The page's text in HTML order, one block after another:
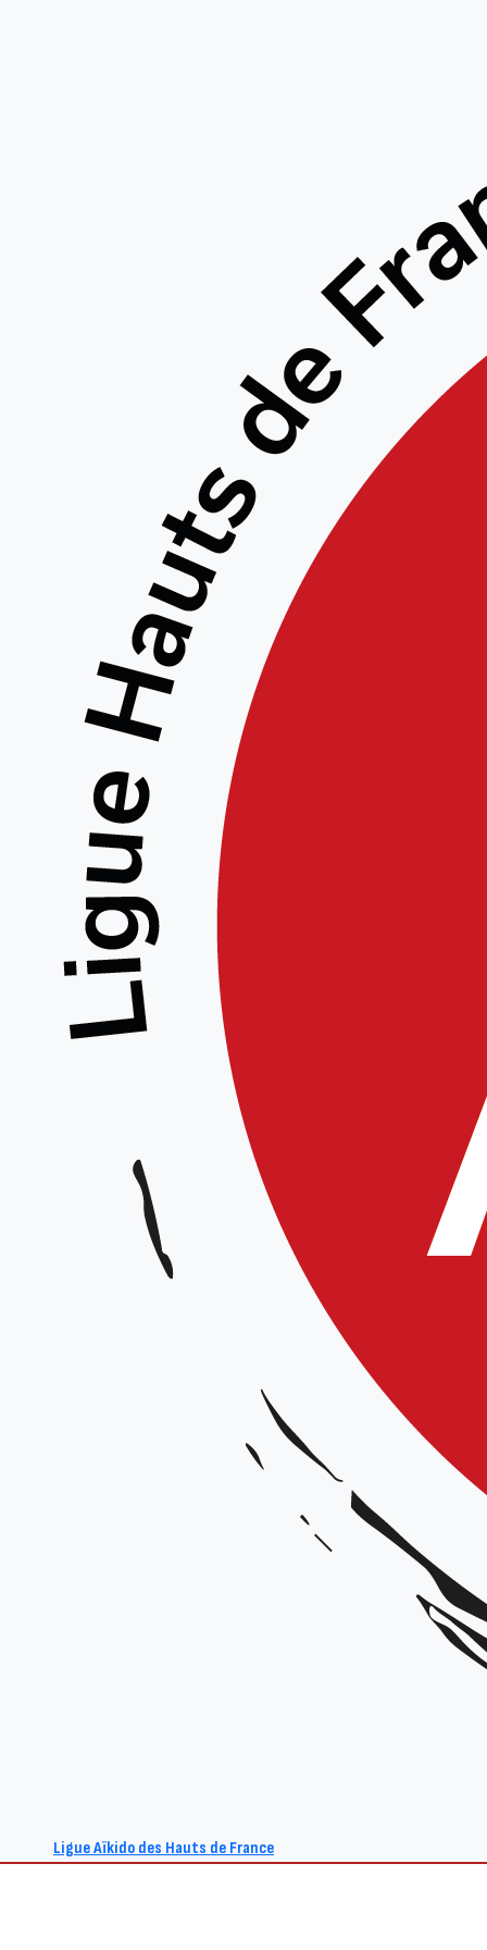
Ligue Aïkido des Hauts de France
Aucun événement trouvé !